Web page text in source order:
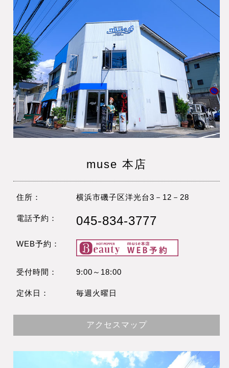
muse 本店
住所： 横浜市磯子区洋光台3－12－28
電話予約： 045-834-3777
WEB予約：
受付時間： 9:00～18:00
定休日： 毎週火曜日
アクセスマップ